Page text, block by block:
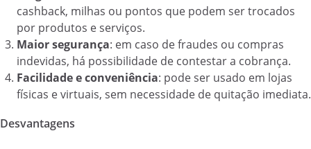
cashback, milhas ou pontos que podem ser trocados
por produtos e serviços.
Maior segurança: em caso de fraudes ou compras
indevidas, há possibilidade de contestar a cobrança.
Facilidade e conveniência: pode ser usado em lojas
físicas e virtuais, sem necessidade de quitação imediata.
Desvantagens